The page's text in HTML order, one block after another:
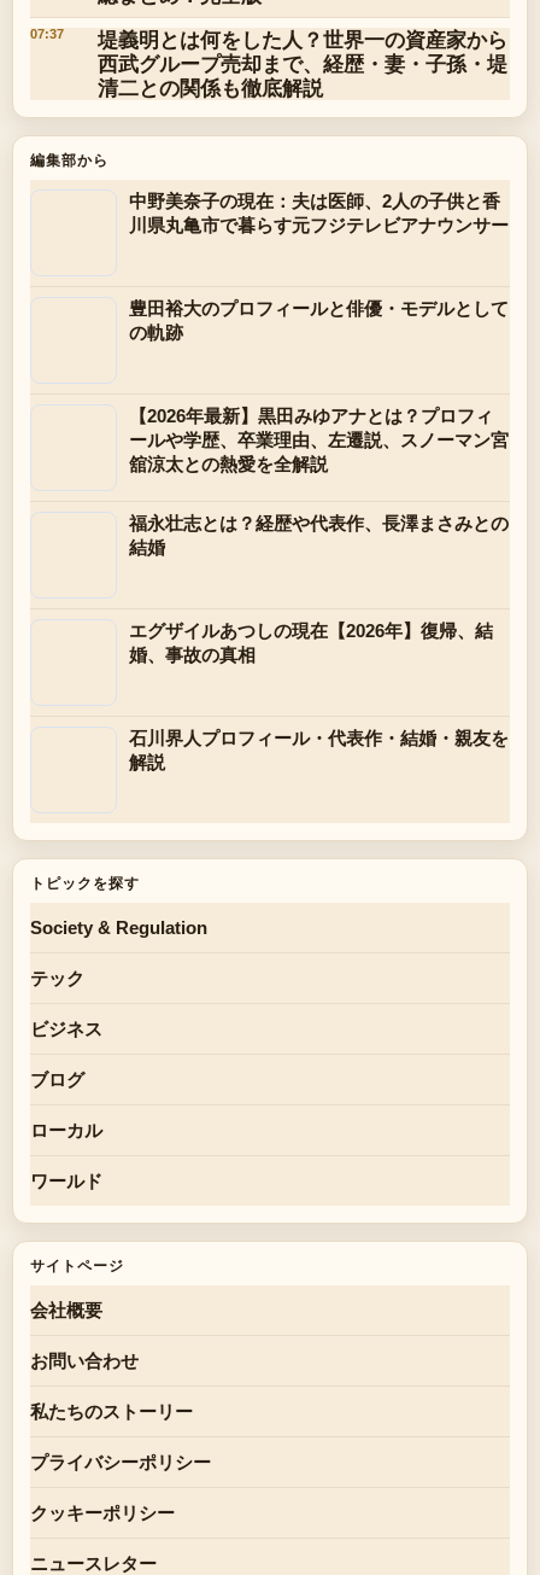
07:37
堤義明とは何をした人？世界一の資産家から
西武グループ売却まで、経歴・妻・子孫・堤
清二との関係も徹底解説
編集部から
中野美奈子の現在：夫は医師、2人の子供と香
川県丸亀市で暮らす元フジテレビアナウンサー
豊田裕大のプロフィールと俳優・モデルとして
の軌跡
【2026年最新】黒田みゆアナとは？プロフィ
ールや学歴、卒業理由、左遷説、スノーマン宮
舘涼太との熱愛を全解説
福永壮志とは？経歴や代表作、長澤まさみとの
結婚
エグザイルあつしの現在【2026年】復帰、結
婚、事故の真相
石川界人プロフィール・代表作・結婚・親友を
解説
トピックを探す
Society & Regulation
テック
ビジネス
ブログ
ローカル
ワールド
サイトページ
会社概要
お問い合わせ
私たちのストーリー
プライバシーポリシー
クッキーポリシー
ニュースレター